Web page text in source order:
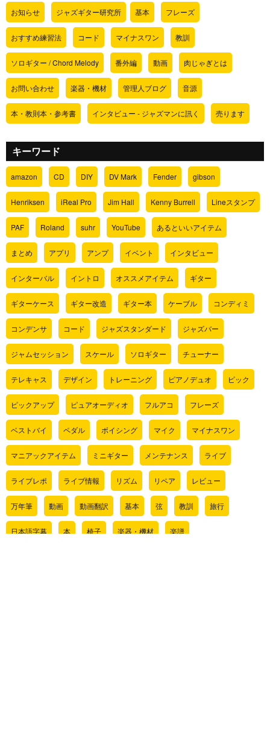
お知らせ ジャズギター研究所 基本 フレーズ
おすすめ練習法 コード マイナスワン 教訓
ソロギター / Chord Melody 番外編 動画 肉じゃぎとは
お問い合わせ 楽器・機材 管理人ブログ 音源
本・教則本・参考書 インタビュー - ジャズマンに訊く 売ります
キーワード
amazon CD DIY DV Mark Fender gibson
Henriksen iReal Pro Jim Hall Kenny Burrell Lineスタンプ
PAF Roland suhr YouTube あるといいアイテム
まとめ アプリ アンプ イベント インタビュー
インターバル イントロ オススメアイテム ギター
ギターケース ギター改造 ギター本 ケーブル コンディミ
コンデンサ コード ジャズスタンダード ジャズバー
ジャムセッション スケール ソロギター チューナー
テレキャス デザイン トレーニング ピアノデュオ ピック
ピックアップ ピュアオーディオ フルアコ フレーズ
ベストバイ ペダル ボイシング マイク マイナスワン
マニアックアイテム ミニギター メンテナンス ライブ
ライブレポ ライブ情報 リズム リペア レビュー
万年筆 動画 動画翻訳 基本 弦 教訓 旅行
日本語字幕 本 椅子 楽器・機材 楽譜